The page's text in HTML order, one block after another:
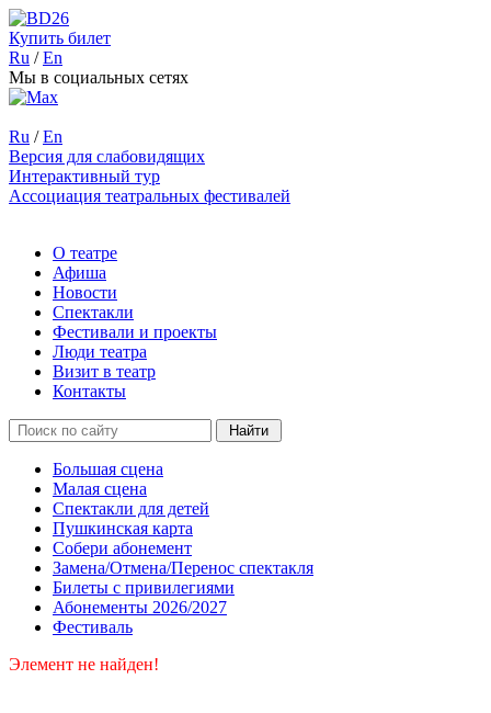
Купить билет
Ru /En
Мы в социальных сетях
Ru / En
Версия для слабовидящих
Интерактивный тур
Ассоциация театральных фестивалей
О театре
Афиша
Новости
Спектакли
Фестивали и проекты
Люди театра
Визит в театр
Контакты
Большая сцена
Малая сцена
Спектакли для детей
Пушкинская карта
Собери абонемент
Замена/Отмена/Перенос спектакля
Билеты с привилегиями
Абонементы 2026/2027
Фестиваль
Элемент не найден!